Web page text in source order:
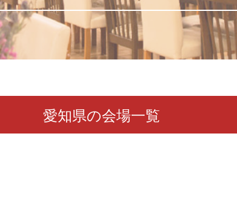
愛知県の会場一覧